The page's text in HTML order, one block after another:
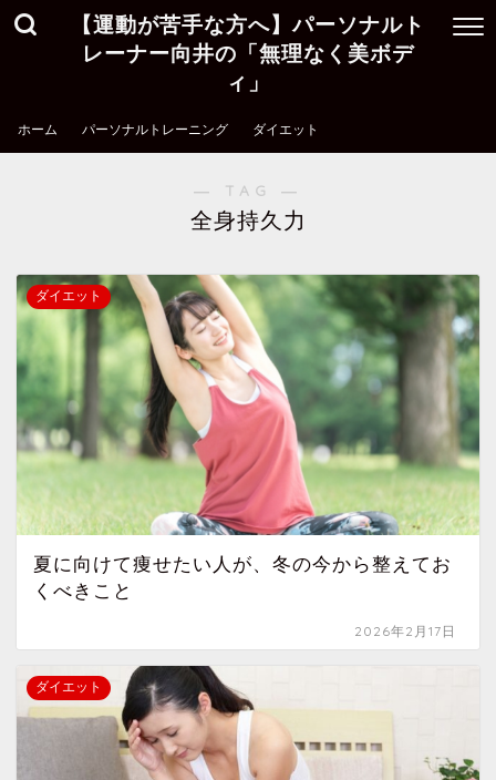
【運動が苦手な方へ】パーソナルト
レーナー向井の「無理なく美ボデ
ィ」
ホーム パーソナルトレーニング ダイエット
― TAG ―
全身持久力
ダイエット
夏に向けて痩せたい人が、冬の今から整えてお
くべきこと
2026年2月17日
ダイエット